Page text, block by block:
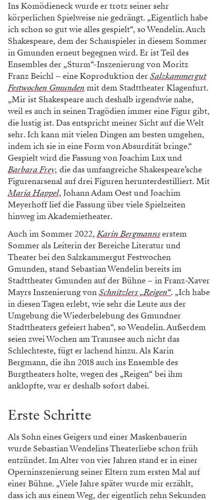
Ins Komödieneck wurde er trotz seiner sehr
körperlichen Spielweise nie gedrängt. „Eigentlich habe
ich schon so gut wie alles gespielt“, so Wendelin. Auch
Shakespeare, dem der Schauspieler in diesem Sommer
in Gmunden erneut begegnen wird. Er ist Teil des
Ensembles der „Sturm“-Inszenierung von Moritz
Franz Beichl – eine Koproduktion derSalzkammergut
Festwochen Gmundenmit dem Stadttheater Klagenfurt.
„Mir ist Shakespeare auch deshalb irgendwie nahe,
weil es auch in seinen Tragödien immer eine Figur gibt,
die lustig ist. Das entspricht meiner Sicht auf die Welt
sehr. Ich kann mit vielen Dingen am besten umgehen,
indem ich sie in eine Form von Absurdität bringe.“
Gespielt wird die Fassung von Joachim Lux und
Barbara Frey, die das umfangreiche Shakespeare’sche
Figurenarsenal auf drei Figuren herunterdestilliert. Mit
Maria Happel, Johann Adam Oest und Joachim
Meyerhoff lief die Fassung über viele Spielzeiten
hinweg im Akademietheater.
Auch im Sommer 2022,Karin Bergmannserstem
Sommer als Leiterin der Bereiche Literatur und
Theater bei den Salzkammergut Festwochen
Gmunden, stand Sebastian Wendelin bereits im
Stadttheater Gmunden auf der Bühne – in Franz-Xaver
Mayrs Inszenierung vonSchnitzlers „Reigen“. „Ich habe
in diesen Tagen erlebt, wie sehr die Leute aus der
Umgebung die Wiederbelebung des Gmundner
Stadttheaters gefeiert haben“, so Wendelin. Außerdem
seien zwei Wochen am Traunsee auch nicht das
Schlechteste, fügt er lachend hinzu. Als Karin
Bergmann, die ihn 2018 auch ins Ensemble des
Burgtheaters holte, wegen des „Reigen“ bei ihm
anklopfte, war er deshalb sofort dabei.
Erste Schritte
Als Sohn eines Geigers und einer Maskenbauerin
wurde Sebastian Wendelins Theaterliebe schon früh
entzündet. Im Alter von vier Jahren stand er in einer
Operninszenierung seiner Eltern zum ersten Mal auf
einer Bühne. „Viele Jahre später wurde mir erzählt,
dass ich aus einem Weg, der eigentlich zehn Sekunden